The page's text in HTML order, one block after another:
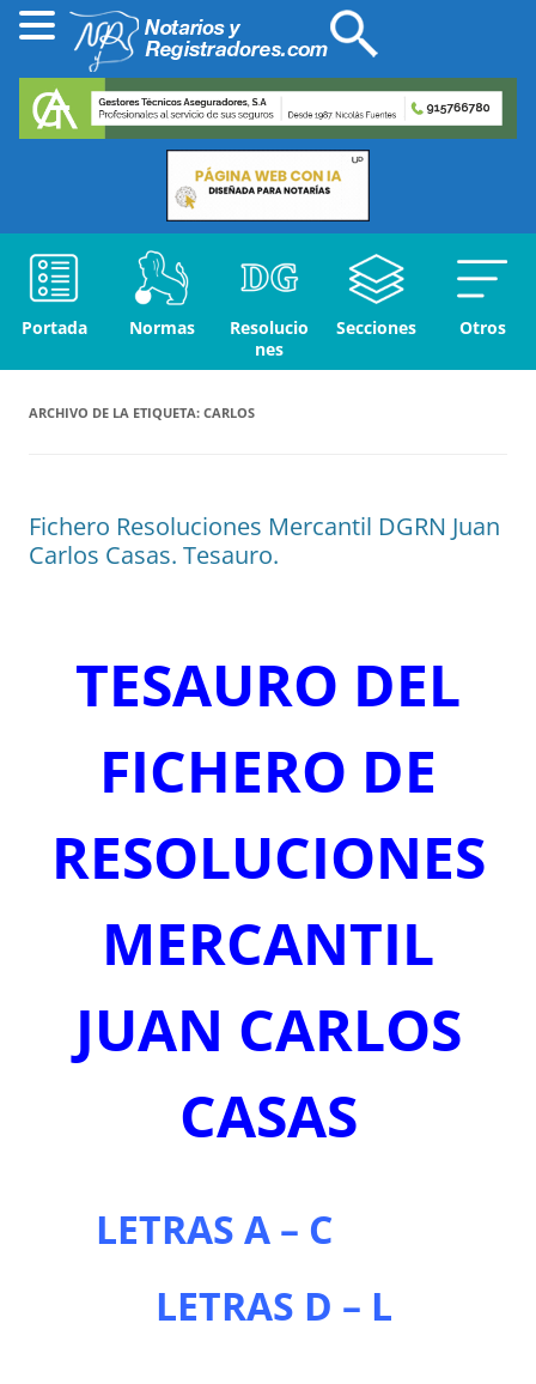
Portada Normas
Resolucio
nes
Secciones Otros
ARCHIVO DE LA ETIQUETA: CARLOS
Fichero Resoluciones Mercantil DGRN Juan
Carlos Casas. Tesauro.
TESAURO DEL
FICHERO DE
RESOLUCIONES
MERCANTIL
JUAN CARLOS
CASAS
LETRAS A – C
LETRAS D – L